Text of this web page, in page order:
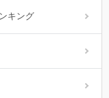
キング